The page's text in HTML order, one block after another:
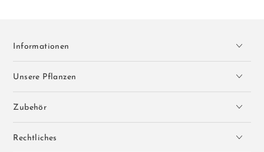
Informationen
Unsere Pflanzen
Zubehör
Rechtliches